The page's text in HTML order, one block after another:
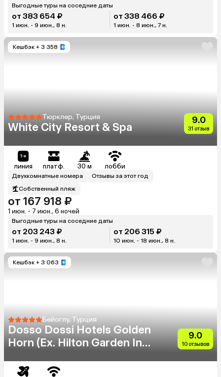
Выгодные туры на соседние даты
от 383 654 ₽
1 июн. - 9 июн., 8 н.
от 338 466 ₽
1 июн. - 8 июн., 7 н.
Кешбэк + 3 358
Тюрклер, Турция
White City Resort & Spa
9.0
31 отзыв
линия платф. 30 м лобби
Двухкомнатные номера
Отзывы за этот год
Собственный пляж
от 167 918 ₽
1 июн. - 7 июн., 6 ночей
Выгодные туры на соседние даты
от 203 243 ₽
1 июн. - 9 июн., 8 н.
от 206 315 ₽
10 июн. - 18 июн., 8 н.
Кешбэк + 3 063
Бейоглу, Турция
Dosso Dossi Hotels Golden
Horn (Eх. Hilton Garden Inn
9.0
10 отзывов